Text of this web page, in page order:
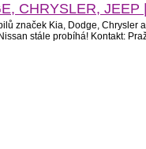
CHRYSLER, JEEP
značek Kia, Dodge,
stále probíhá! Kontakt: